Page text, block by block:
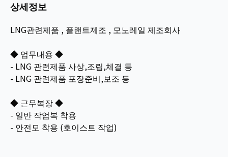
상세정보
LNG관련제품 , 플랜트제조 , 모노레일 제조회사
◆ 업무내용 ◆
- LNG 관련제품 사상,조립,체결 등
- LNG 관련제품 포장준비,보조 등
◆ 근무복장 ◆
- 일반 작업복 착용
- 안전모 착용 (호이스트 작업)